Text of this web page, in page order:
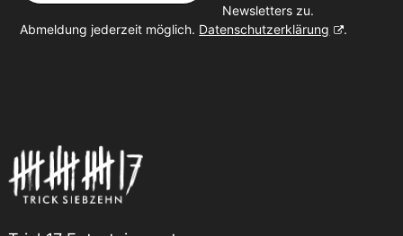
Newsletters zu.
Abmeldung jederzeit möglich. Datenschutzerklärung .